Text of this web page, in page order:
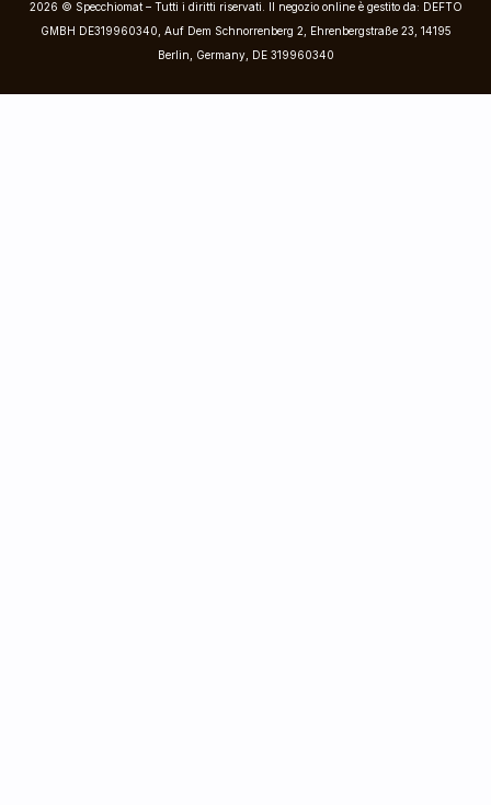
2026 © Specchiomat – Tutti i diritti riservati. Il negozio online è gestito da: DEFTO
GMBH DE319960340, Auf Dem Schnorrenberg 2, Ehrenbergstraße 23, 14195
Berlin, Germany, DE 319960340